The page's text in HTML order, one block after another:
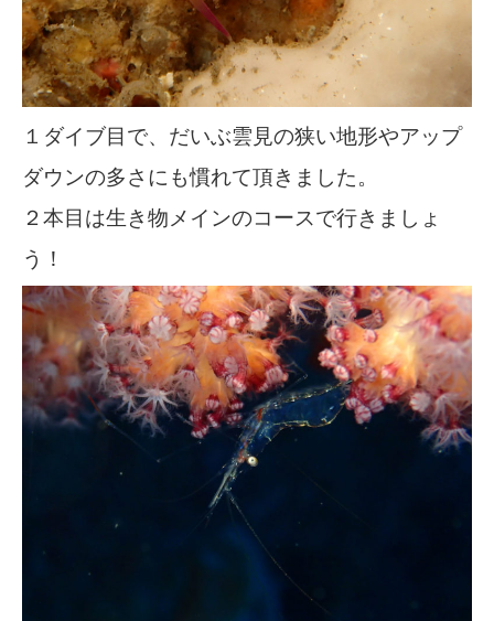
１ダイブ目で、だいぶ雲見の狭い地形やアップ
ダウンの多さにも慣れて頂きました。
２本目は生き物メインのコースで行きましょ
う！